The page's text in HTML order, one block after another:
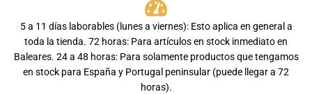
5 a 11 días laborables (lunes a viernes): Esto aplica en general a
toda la tienda. 72 horas: Para artículos en stock inmediato en
Baleares. 24 a 48 horas: Para solamente productos que tengamos
en stock para España y Portugal peninsular (puede llegar a 72
horas).